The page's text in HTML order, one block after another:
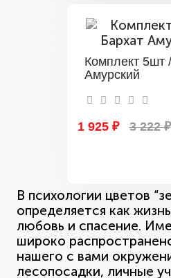
Комплект 5шт
Амурский
1 925 ₽ 3 222 ₽
В психологии цветов
определяется как
любовь и спасение.
широко
нашего с вами
лесопосадки, личные